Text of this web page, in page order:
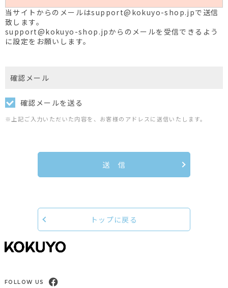
当サイトからのメールはsupport@kokuyo-shop.jpで送信
致します。
support@kokuyo-shop.jpからのメールを受信できるよう
に設定をお願いします。
確認メール
確認メールを送る
※上記ご入力いただいた内容を、お客様のアドレスに送信いたします。
送 信
トップに戻る
FOLLOW US